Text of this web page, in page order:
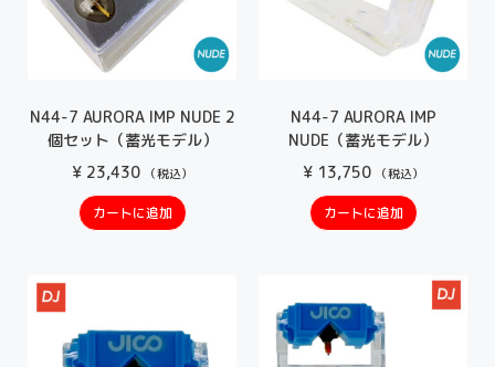
N44-7 AURORA IMP NUDE 2
個セット（蓄光モデル）
¥23,430 （税込）
カートに追加
N44-7 AURORA IMP
NUDE（蓄光モデル）
¥13,750 （税込）
カートに追加